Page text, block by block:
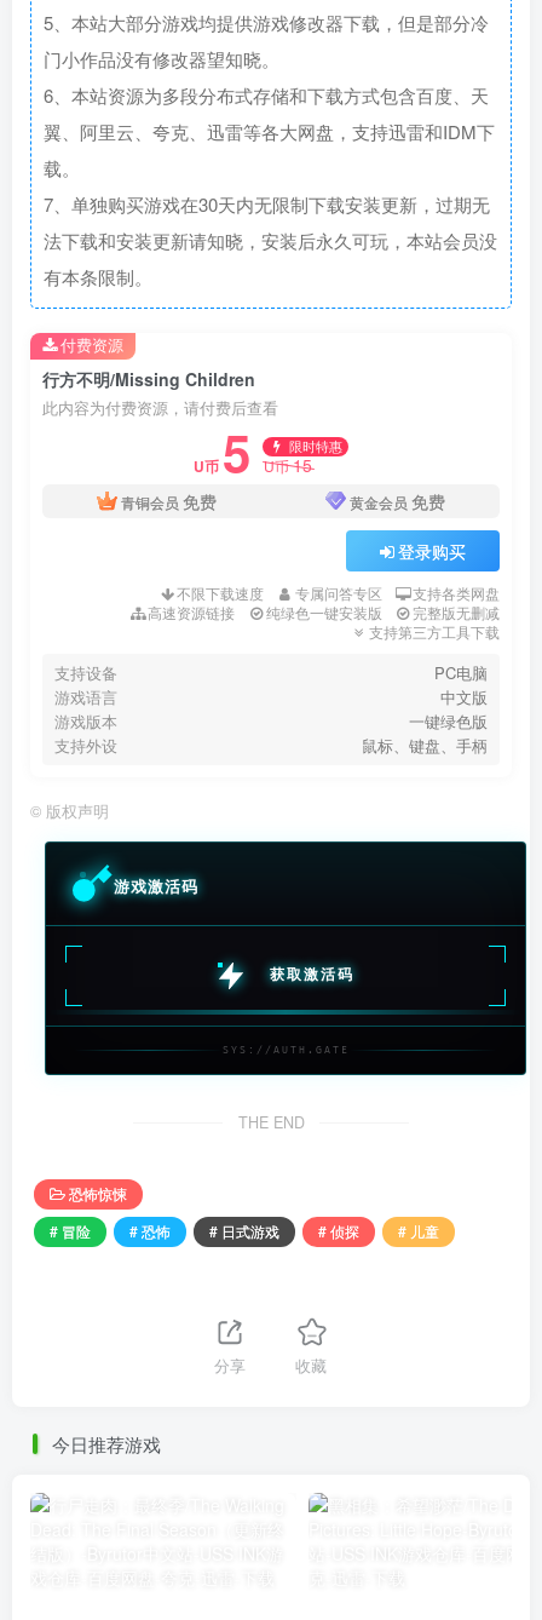
5、本站大部分游戏均提供游戏修改器下载，但是部分冷
门小作品没有修改器望知晓。
6、本站资源为多段分布式存储和下载方式包含百度、天
翼、阿里云、夸克、迅雷等各大网盘，支持迅雷和IDM下
载。
7、单独购买游戏在30天内无限制下载安装更新，过期无
法下载和安装更新请知晓，安装后永久可玩，本站会员没
有本条限制。
行方不明/Missing Children
此内容为付费资源，请付费后查看
U币 5 限时特惠
U币15
青铜会员 免费 黄金会员 免费
登录购买
不限下载速度 专属问答专区
支持各类网盘
高速资源链接
纯绿色一键安装版
完整版无删减
支持第三方工具下载
支持设备
PC电脑
游戏语言
中文版
游戏版本
一键绿色版
支持外设
鼠标、键盘、手柄
付费资源
© 版权声明
游戏激活码
获取激活码
SYS://AUTH.GATE
THE END
恐怖惊悚
# 冒险
# 恐怖 # 日式游戏 # 侦探 # 儿童
分享 收藏
今日推荐游戏